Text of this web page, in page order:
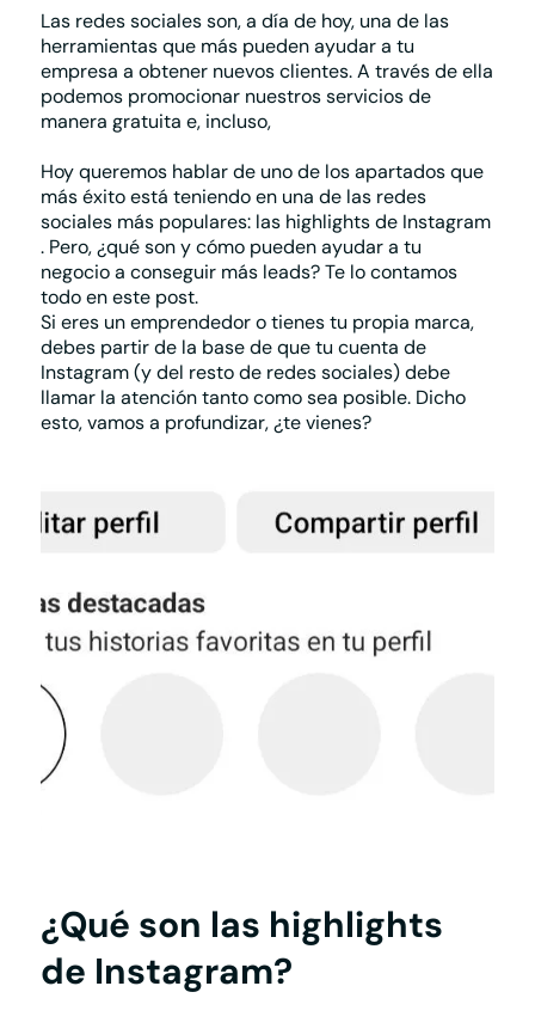
Las redes sociales son, a día de hoy, una de las
herramientas que más pueden ayudar a tu
empresa a obtener nuevos clientes.A través de ella
podemos promocionar nuestros servicios de
manera gratuita e, incluso,
Hoy queremos hablar de uno de los apartados que
más éxito está teniendo en una de las redes
sociales más populares: las highlights de Instagram
. Pero, ¿qué son y cómo pueden ayudar a tu
negocio a conseguir más leads? Te lo contamos
todo en este post.
Si eres un emprendedor o tienes tu propia marca,
debes partir de la base de que tu cuenta de
Instagram(y del resto de redes sociales) debe
llamar la atención tanto como sea posible. Dicho
esto, vamos a profundizar, ¿te vienes?
¿Qué son las highlights
de Instagram?
Plan Impulsa >
Tu negocio visible cuando lo
Posiciona tu negocio para
que destaque en tu zona
Plan Integral >
con tu estrategia digital
Convierte oportunidades y
haz crecer tu negocio
Reserva de cita›
Reserva de mesa›
Publicidad en Google›
Plan Construye
Redes Sociales >
Redes Sociales >
Comparador de planes >
Elige el mejor plan para tu empresa
Te puede interesar
Plan Desarrollo >
Plan Contacto Activo >